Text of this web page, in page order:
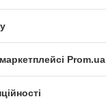
Prom.ua